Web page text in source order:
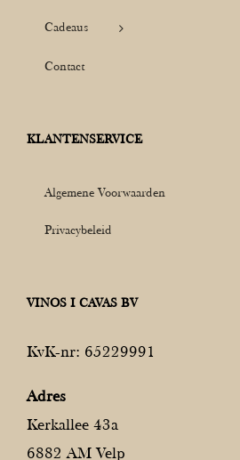
Cadeaus
Contact
KLANTENSERVICE
Algemene Voorwaarden
Privacybeleid
VINOS I CAVAS BV
KvK-nr: 65229991
Adres
Kerkallee 43a
6882 AM Velp